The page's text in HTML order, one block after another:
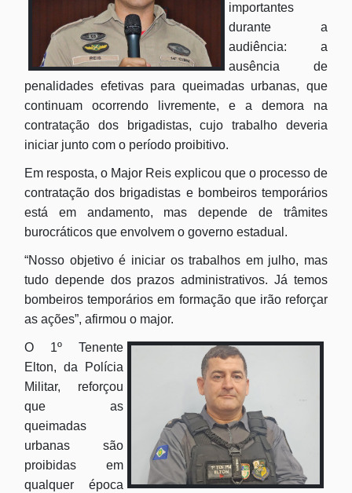
importantes
durante a
audiência: a
ausência de
penalidades efetivas para queimadas urbanas, que
continuam ocorrendo livremente, e a demora na
contratação dos brigadistas, cujo trabalho deveria
iniciar junto com o período proibitivo.
Em resposta, o Major Reis explicou que o processo de
contratação dos brigadistas e bombeiros temporários
está em andamento, mas depende de trâmites
burocráticos que envolvem o governo estadual.
“Nosso objetivo é iniciar os trabalhos em julho, mas
tudo depende dos prazos administrativos. Já temos
bombeiros temporários em formação que irão reforçar
as ações”, afirmou o major.
O 1º Tenente
Elton, da Polícia
Militar, reforçou
que as
queimadas
urbanas são
proibidas em
qualquer época